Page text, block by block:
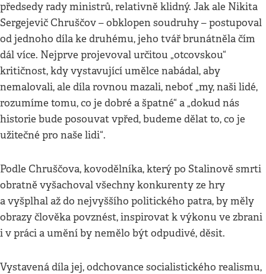
předsedy rady ministrů, relativně klidný. Jak ale Nikita
Sergejevič Chruščov – obklopen soudruhy – postupoval
od jednoho díla ke druhému, jeho tvář brunátněla čím
dál více. Nejprve projevoval určitou „otcovskou“
kritičnost, kdy vystavující umělce nabádal, aby
nemalovali, ale díla rovnou mazali, neboť „my, naši lidé,
rozumíme tomu, co je dobré a špatné“ a „dokud nás
historie bude posouvat vpřed, budeme dělat to, co je
užitečné pro naše lidi“.
Podle Chruščova, kovodělníka, který po Stalinově smrti
obratně vyšachoval všechny konkurenty ze hry
a vyšplhal až do nejvyššího politického patra, by měly
obrazy člověka povznést, inspirovat k výkonu ve zbrani
i v práci a umění by nemělo být odpudivé, děsit.
Vystavená díla jej, odchovance socialistického realismu,